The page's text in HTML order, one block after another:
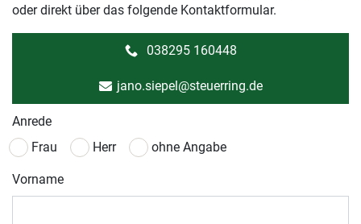
oder direkt über das folgende Kontaktformular.
038295 160448
jano.siepel@steuerring.de
Anrede
Frau
Herr ohne Angabe
Vorname